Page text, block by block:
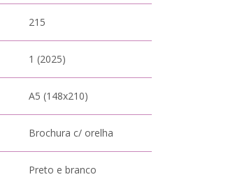
215
1 (2025)
A5 (148x210)
Brochura c/ orelha
Preto e branco